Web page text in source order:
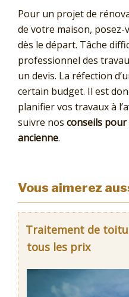
Pour un projet de
de votre maison,
dès le départ. Tâche
professionnel des
un devis. La réfection
certain budget. Il est
planifier vos travaux à
suivre nos conseils
ancienne.
Vous aimerez
Traitement de
tous les prix